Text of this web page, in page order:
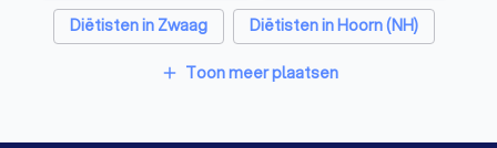
Diëtisten in Zwaag
Diëtisten in Hoorn (NH)
Diëtisten in Heiloo
Diëtisten in Westknollendam
add Toon meer plaatsen